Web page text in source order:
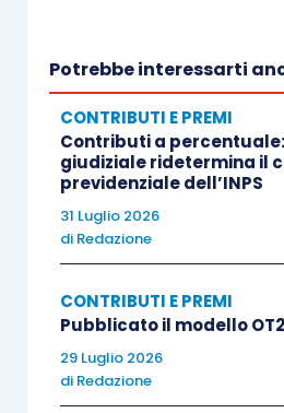
intrattenimento in senso lato,
obiettivi informativi o
prospettiva, lo scopo
contenuto non ne esclude la
dello spettacolo.
soggetto tenuto alla
presso la quale gli iscritti
opera». Ciò pone particolari
interpretativi nell’ipotesi,
Potrebbe interessarti
CONTRIBUTI E PREMI
Contributi a
giudiziale ridetermina il
previdenziale dell’INPS
31 Luglio 2026
di Redazione
CONTRIBUTI E PREMI
Pubblicato il modello
29 Luglio 2026
di Redazione